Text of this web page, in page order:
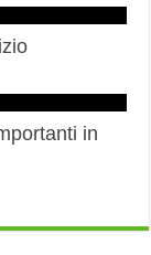
in